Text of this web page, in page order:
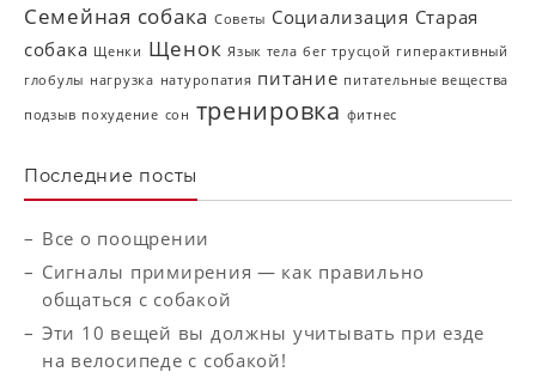
Семейная собака Советы Социализация Старая
собака Щенки Щенок Язык тела бег трусцой гиперактивный
глобулы нагрузка натуропатия питание питательные вещества
подзыв похудение сон тренировка фитнес
Последние посты
Все о поощрении
Сигналы примирения — как правильно
общаться с собакой
Эти 10 вещей вы должны учитывать при езде
на велосипеде с собакой!